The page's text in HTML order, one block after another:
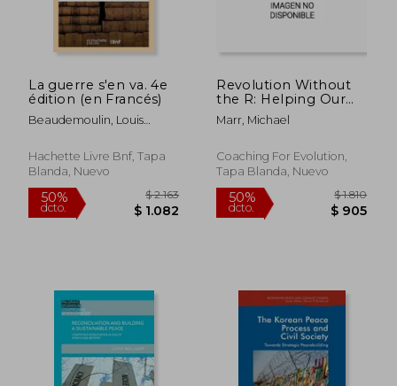
50%
dcto.
40%
dcto.
La guerre s'en va. 4e
édition (en Francés)
Beaudemoulin, Louis
Hachette Livre Bnf, Tapa
Blanda, Nuevo
Revolution Without
the R: Helping Our
Newest Generations
Turn Revolution into
Change US Politics
Forever (en Inglés)
Marr, Michael
Coaching For Evolution,
Tapa Blanda, Nuevo